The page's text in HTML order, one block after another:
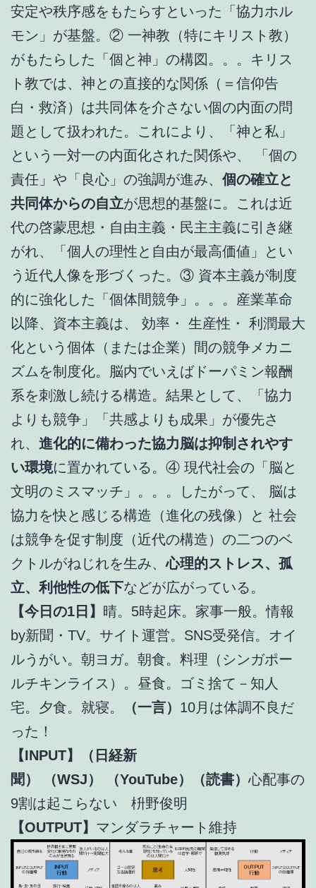
安定や秩序感をもたらすといった「協力ホル
モン」が基盤。② 一神教（特にキリスト教）
がもたらした「個と神」の構図。。。キリス
ト教では、神との直接的な関係（＝信仰告
白・救済）は共同体を介さない個の内面の問
題として扱われた。これにより、「神と私」
という一対一の内面化された関係や、 「個の
責任」や「良心」の強調が進み、 個の確立と
共同体からの自立が思想的基盤に。これは近
代の啓蒙思想・自由主義・民主主義に引き継
がれ、「個人の理性と自由が最高価値」とい
う近代人像を形づくった。③ 資本主義が制度
的に強化した「個体間競争」。。。産業革命
以降、資本主義は、 効率・ 生産性・ 利潤最大
化という個体（または企業）間の競争メカニ
ズムを制度化。脳内でいえばドーパミン報酬
系を刺激し続ける構造。結果として、「協力
よりも競争」「共感よりも成果」が優先さ
れ、 進化的に備わった協力脳は抑制されやす
い環境に置かれている。④ 現代社会の「脳と
文明のミスマッチ」。。。したがって、 脳は
協力を快と感じる構造（進化の残像）と 社会
は競争を促す制度（近代の構造）の二つのベ
クトルがねじれを生み、心理的ストレス、孤
立、利他性の低下などが広がっている。
【今日の1日】 晴。5時起床。家事一般。情報
by新聞・TV。サイト運営。SNS受発信。オイ
ルうがい。朝ヨガ。朝食。料理（シンガポー
ルチキンライス）。昼食。ゴミ捨て－知人
宅。夕食。就寝。
（一言） 10月は体調不良だ
った！
【INPUT】（日経新
聞）
（WSJ） （YouTube）（読書）心配事の
9割は起こらない 枡野俊明
【OUTPUT】 マンダラチャート維持